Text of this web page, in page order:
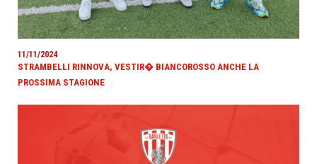
11/11/2024
STRAMBELLI RINNOVA, VESTIR� BIANCOROSSO ANCHE LA
PROSSIMA STAGIONE